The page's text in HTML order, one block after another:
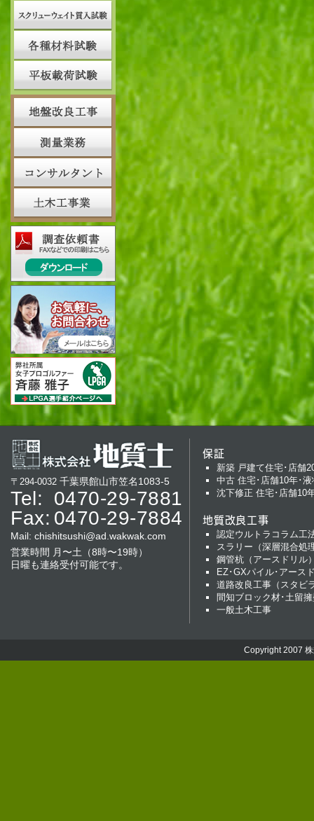
〒294-0032 千葉県館山市笠名1083-5
Tel:
0470-29-7881
Fax: 0470-29-7884
Mail: chishitsushi@ad.wakwak.com
営業時間 月〜土（8時〜19時）
日曜も連絡受付可能です。
保証
新築 戸建て住宅･店舗
中古 住宅･店舗10年･液
沈下修正 住宅･店舗10
地質改良工事
認定ウルトラコラム工
スラリー（深層混合処
鋼管杭（アースドリル
EZ･GXパイル･アース
道路改良工事（スタビ
間知ブロック材･土留
一般土木工事
Copyright 2007